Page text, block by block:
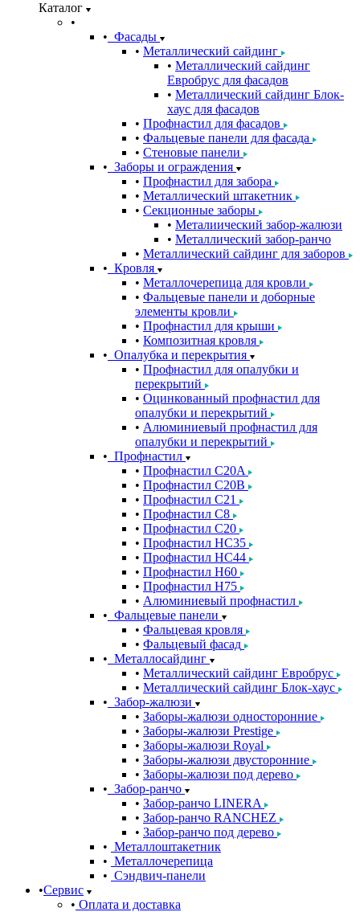
Каталог
Фасады
Металлический сайдинг
Металлический сайдинг
Евробрус для фасадов
Металлический сайдинг Блок-
хаус для фасадов
Профнастил для фасадов
Фальцевые панели для фасада
Стеновые панели
Заборы и ограждения
Профнастил для забора
Металлический штакетник
Секционные заборы
Металиический забор-жалюзи
Металлический забор-ранчо
Металлический сайдинг для заборов
Кровля
Металлочерепица для кровли
Фальцевые панели и доборные
элементы кровли
Профнастил для крыши
Композитная кровля
Опалубка и перекрытия
Профнастил для опалубки и
перекрытий
Оцинкованный профнастил для
опалубки и перекрытий
Алюминиевый профнастил для
опалубки и перекрытий
Профнастил
Профнастил С20A
Профнастил С20B
Профнастил С21
Профнастил С8
Профнастил С20
Профнастил НС35
Профнастил НС44
Профнастил Н60
Профнастил Н75
Алюминиевый профнастил
Фальцевые панели
Фальцевая кровля
Фальцевый фасад
Металлосайдинг
Металлический сайдинг Евробрус
Металлический сайдинг Блок-хаус
Забор-жалюзи
Заборы-жалюзи односторонние
Заборы-жалюзи Prestige
Заборы-жалюзи Royal
Заборы-жалюзи двусторонние
Заборы-жалюзи под дерево
Забор-ранчо
Забор-ранчо LINERA
Забор-ранчо RANCHEZ
Забор-ранчо под дерево
Металлоштакетник
Металлочерепица
Сэндвич-панели
Сервис
Оплата и доставка